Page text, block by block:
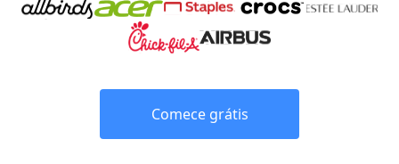
Comece grátis